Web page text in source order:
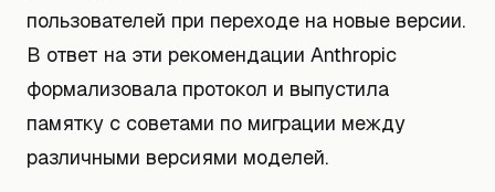
пользователей при переходе на новые версии.
В ответ на эти рекомендации Anthropic
формализовала протокол и выпустила
памятку с советами по миграции между
различными версиями моделей.